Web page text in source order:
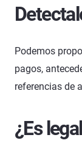
Podemos
pagos,
referencias de
¿Es